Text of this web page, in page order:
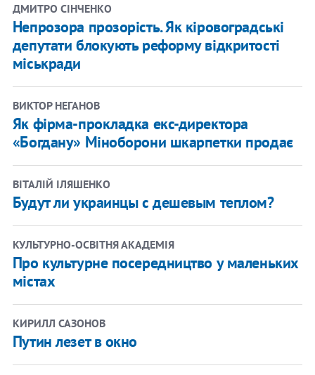
ДМИТРО СІНЧЕНКО
Непрозора прозорість. Як кіровоградські
депутати блокують реформу відкритості
міськради
ВИКТОР НЕГАНОВ
Як фірма-прокладка екс-директора
«Богдану» Міноборони шкарпетки продає
ВІТАЛІЙ ІЛЯШЕНКО
Будут ли украинцы с дешевым теплом?
КУЛЬТУРНО-ОСВІТНЯ АКАДЕМІЯ
Про культурне посередництво у маленьких
містах
КИРИЛЛ САЗОНОВ
Путин лезет в окно